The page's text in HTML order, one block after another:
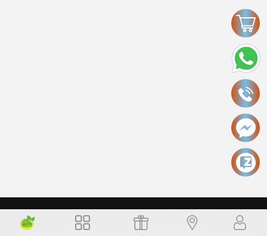
Copyright © 2006 Ecokinhbac.com Alright reversed. Designed
ecokinhbac.com
Cung cấp bởi Sapo